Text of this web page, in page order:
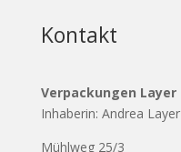
Kontakt
Verpackungen Layer
Inhaberin: Andrea Layer
Mühlweg 25/3